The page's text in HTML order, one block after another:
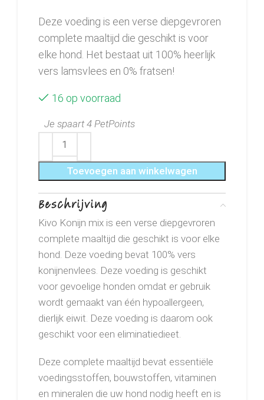
Deze voeding is een verse diepgevroren
complete maaltijd die geschikt is voor
elke hond. Het bestaat uit 100% heerlijk
vers lamsvlees en 0% fratsen!
16 op voorraad
Je spaart 4 PetPoints
Toevoegen aan winkelwagen
Beschrijving
Kivo Konijn mix is een verse diepgevroren
complete maaltijd die geschikt is voor elke
hond. Deze voeding bevat 100% vers
konijnenvlees. Deze voeding is geschikt
voor gevoelige honden omdat er gebruik
wordt gemaakt van één hypoallergeen,
dierlijk eiwit. Deze voeding is daarom ook
geschikt voor een eliminatiedieet.
Deze complete maaltijd bevat essentiële
voedingsstoffen, bouwstoffen, vitaminen
en mineralen die uw hond nodig heeft en is